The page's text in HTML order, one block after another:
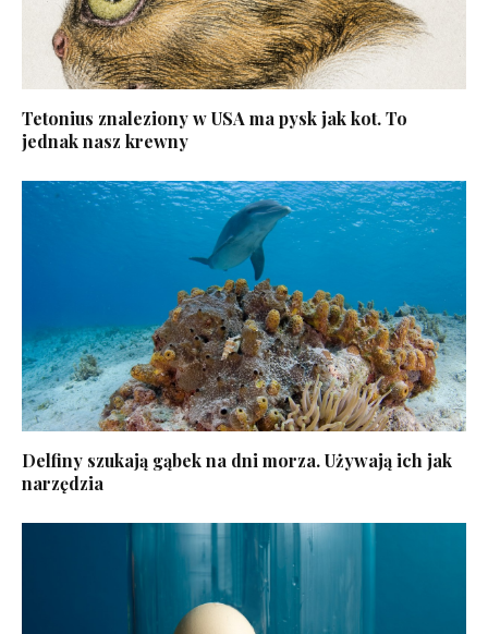
Tetonius znaleziony w USA ma pysk jak kot. To
jednak nasz krewny
Delfiny szukają gąbek na dni morza. Używają ich jak
narzędzia